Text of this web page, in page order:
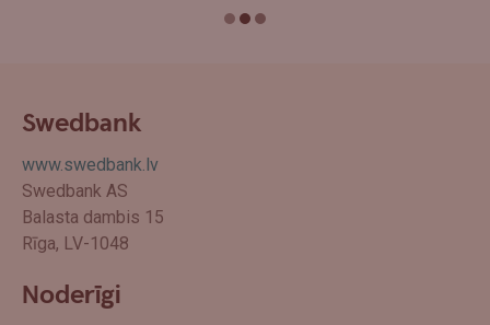
Swedbank
www.swedbank.lv
Swedbank AS
Balasta dambis 15
Rīga, LV-1048
Noderīgi